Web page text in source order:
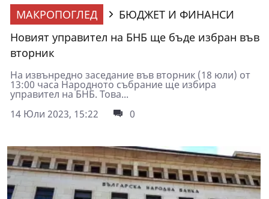
МАКРОПОГЛЕД
БЮДЖЕТ И ФИНАНСИ
Новият управител на БНБ ще бъде избран във
вторник
На извънредно заседание във вторник (18 юли) от
13:00 часа Народното събрание ще избира
управител на БНБ. Това...
14 Юли 2023, 15:22
0